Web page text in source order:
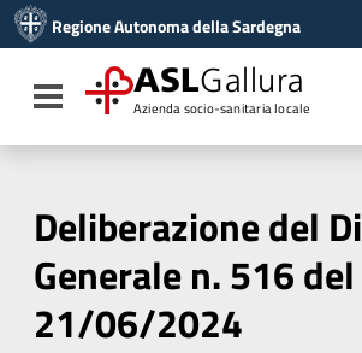
Vai al menu di navigazione
Vai al footer
Regione Autonoma della Sardegna
Toggle navigation
ASLGallura
Azienda socio-sanitaria locale
Deliberazione del
Generale n. 516 del
21/06/2024